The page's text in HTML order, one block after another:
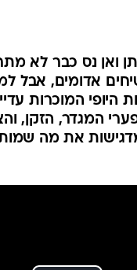
ואן נס כבר לא
אדומים, אבל
היופי המוכרות
המגדר, הזקן,
את מה